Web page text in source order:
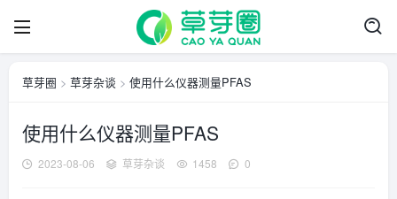
草芽圈 > 草芽杂谈 > 使用什么仪器测量PFAS
使用什么仪器测量PFAS
2023-08-06 草芽杂谈 1458 0